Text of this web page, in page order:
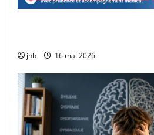
jhb 16 mai 2026